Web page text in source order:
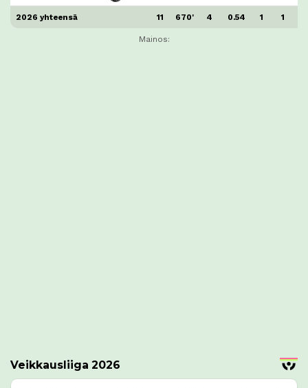
2026 yhteensä 11 670' 4 0.54 1 1
Mainos:
Veikkausliiga 2026